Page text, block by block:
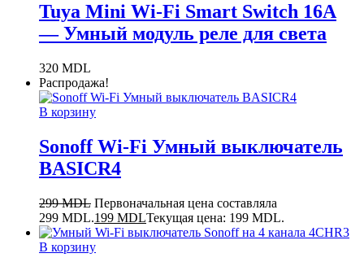
Tuya Mini Wi-Fi Smart Switch 16A
— Умный модуль реле для света
320 MDL
Распродажа!
В корзину
Sonoff Wi-Fi Умный выключатель
BASICR4
299MDL Первоначальная цена составляла
299 MDL.199 MDLТекущая цена: 199 MDL.
В корзину